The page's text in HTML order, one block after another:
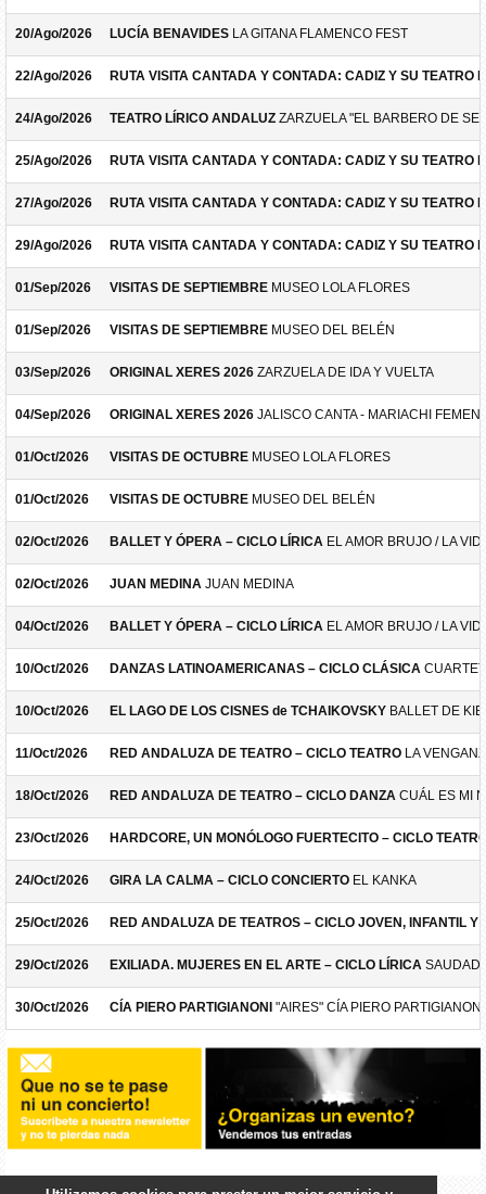
20/Ago/2026 LUCÍA BENAVIDES LA GITANA FLAMENCO FEST
22/Ago/2026 RUTA VISITA CANTADA Y CONTADA: CADIZ Y SU TEATRO
24/Ago/2026 TEATRO LÍRICO ANDALUZ ZARZUELA "EL BARBERO DE
25/Ago/2026 RUTA VISITA CANTADA Y CONTADA: CADIZ Y SU TEATRO
27/Ago/2026 RUTA VISITA CANTADA Y CONTADA: CADIZ Y SU TEATRO
29/Ago/2026 RUTA VISITA CANTADA Y CONTADA: CADIZ Y SU TEATRO
01/Sep/2026 VISITAS DE SEPTIEMBRE MUSEO LOLA FLORES
01/Sep/2026 VISITAS DE SEPTIEMBRE MUSEO DEL BELÉN
03/Sep/2026 ORIGINAL XERES 2026 ZARZUELA DE IDA Y VUELTA
04/Sep/2026 ORIGINAL XERES 2026 JALISCO CANTA - MARIACHI
01/Oct/2026 VISITAS DE OCTUBRE MUSEO LOLA FLORES
01/Oct/2026 VISITAS DE OCTUBRE MUSEO DEL BELÉN
02/Oct/2026 BALLET Y ÓPERA – CICLO LÍRICA EL AMOR BRUJO / LA
02/Oct/2026 JUAN MEDINA JUAN MEDINA
04/Oct/2026 BALLET Y ÓPERA – CICLO LÍRICA EL AMOR BRUJO / LA
10/Oct/2026 DANZAS LATINOAMERICANAS – CICLO CLÁSICA
10/Oct/2026 EL LAGO DE LOS CISNES de TCHAIKOVSKY BALLET DE
11/Oct/2026 RED ANDALUZA DE TEATRO – CICLO TEATRO LA
18/Oct/2026 RED ANDALUZA DE TEATRO – CICLO DANZA CUÁL ES MI
23/Oct/2026 HARDCORE, UN MONÓLOGO FUERTECITO – CICLO
24/Oct/2026 GIRA LA CALMA – CICLO CONCIERTO EL KANKA
25/Oct/2026 RED ANDALUZA DE TEATROS – CICLO JOVEN, INFANTIL Y
29/Oct/2026 EXILIADA. MUJERES EN EL ARTE – CICLO LÍRICA
30/Oct/2026 CÍA PIERO PARTIGIANONI "AIRES" CÍA PIERO PARTIGIANONI